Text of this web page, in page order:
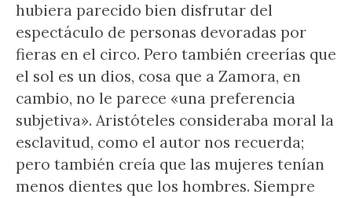
hubiera parecido bien disfrutar del
espectáculo de personas devoradas por
fieras en el circo. Pero también creerías que
el sol es un dios, cosa que a Zamora, en
cambio, no le parece «una preferencia
subjetiva». Aristóteles consideraba moral la
esclavitud, como el autor nos recuerda;
pero también creía que las mujeres tenían
menos dientes que los hombres. Siempre